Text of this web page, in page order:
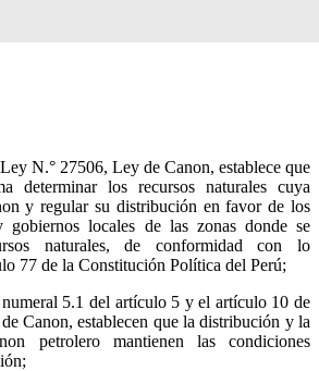
N.° 27506, Ley de Canon, establece que
determinar los recursos naturales cuya
y regular su distribución en favor de los
gobiernos locales de las zonas donde se
naturales, de conformidad con lo
77 de la Constitución Política del Perú;
5.1 del artículo 5 y el artículo 10 de
Canon, establecen que la distribución y la
petrolero mantienen las condiciones